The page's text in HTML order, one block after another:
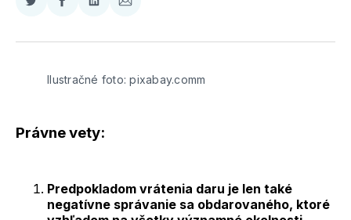
Zdieľať
Twitter
Zdieľať
Facebooku
Zdieľať
LinkedIne
Zdieľať
E-
Ilustračné foto: pixabay.comm
Právne vety:
Predpokladom vrátenia daru je len také
negatívne správanie sa obdarovaného, ktoré